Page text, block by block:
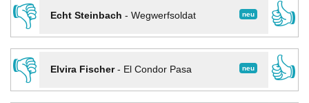
👎
neu
Echt Steinbach - Wegwerfsoldat
👍
👎
neu
Elvira Fischer- El Condor Pasa
👍